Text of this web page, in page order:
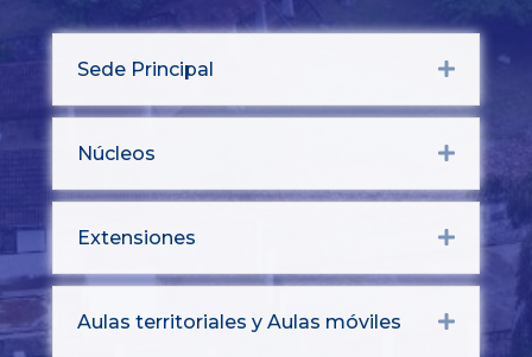
Sede Principal Expand
Núcleos Expand
Extensiones Expand
Aulas territoriales y Aulas móviles Expand